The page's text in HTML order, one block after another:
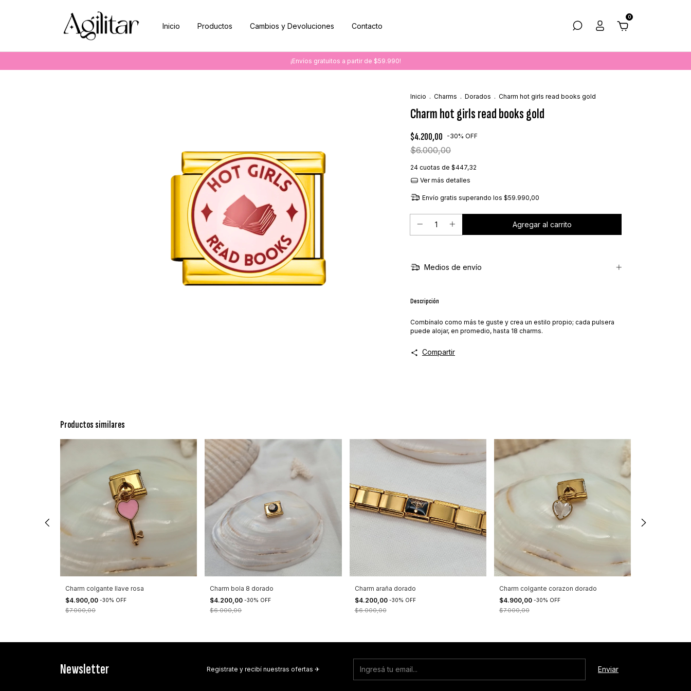
Inicio Productos Cambios y Devoluciones Contacto
0
¡Envíos gratuitos a partir de $59.990!
Inicio . Charms . Dorados . Charm hot girls read books gold
Charm hot girls read books gold
$4.200,00 -30% OFF
$6.000,00
24 cuotas de $447,32
Ver más detalles
Envío gratis superando los $59.990,00
Medios de envío
Descripción
Combínalo como más te guste y crea un estilo propio; cada pulsera
puede alojar, en promedio, hasta 18 charms.
Compartir
Productos similares
Charm colgante llave rosa
$4.900,00 -30% OFF
$7.000,00
Charm bola 8 dorado
$4.200,00-30% OFF
$6.000,00
Charm araña dorado
$4.200,00 -30% OFF
$6.000,00
Charm colgante corazon dorado
$4.900,00 -30% OFF
$7.000,00
Newsletter Registrate y recibí nuestras ofertas ✈︎